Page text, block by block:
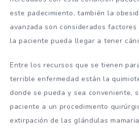
este padecimiento, también la
avanzada son considerados
la paciente pueda llegar a tener
Entre los recursos que se tienen
terrible enfermedad están la
donde se pueda y sea conveniente,
paciente a un procedimiento
extirpación de las glándulas